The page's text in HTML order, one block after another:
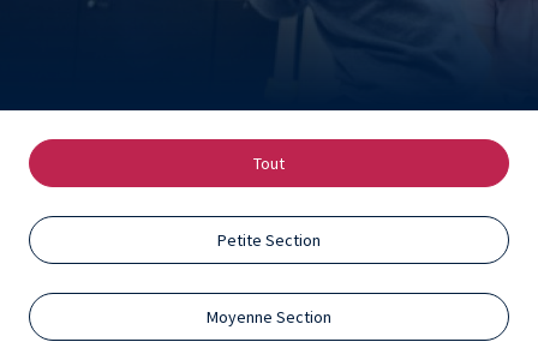
Tout
Petite Section
Moyenne Section